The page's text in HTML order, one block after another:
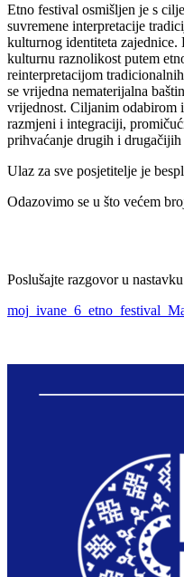
Etno festival osmišljen je s
suvremene interpretacije
kulturnog identiteta zajednice.
kulturnu raznolikost putem
reinterpretacijom
se vrijedna nematerijalna
vrijednost. Ciljanim odabirom
razmjeni i integraciji,
prihvaćanje drugih i
Ulaz za sve posjetitelje je
Odazovimo se u što većem
Poslušajte razgovor u